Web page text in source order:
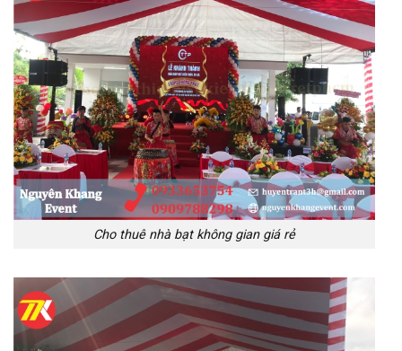
Cho thuê nhà bạt không gian giá rẻ